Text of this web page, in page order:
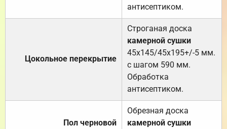
антисептиком.
Цокольное перекрытие
Строганая доска
камерной сушки
45х145/45х195+/-5 мм.
с шагом 590 мм.
Обработка
антисептиком.
Пол черновой
Обрезная доска
камерной сушки